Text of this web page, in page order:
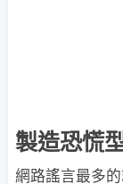
製造恐慌
網路謠言最多